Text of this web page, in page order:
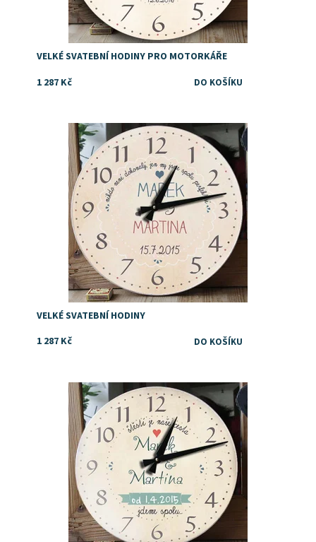
VELKÉ SVATEBNÍ HODINY PRO MOTORKÁŘE
1 287 Kč
Dostupnost: Skladem
VELKÉ SVATEBNÍ HODINY
1 287 Kč
Dostupnost: Skladem